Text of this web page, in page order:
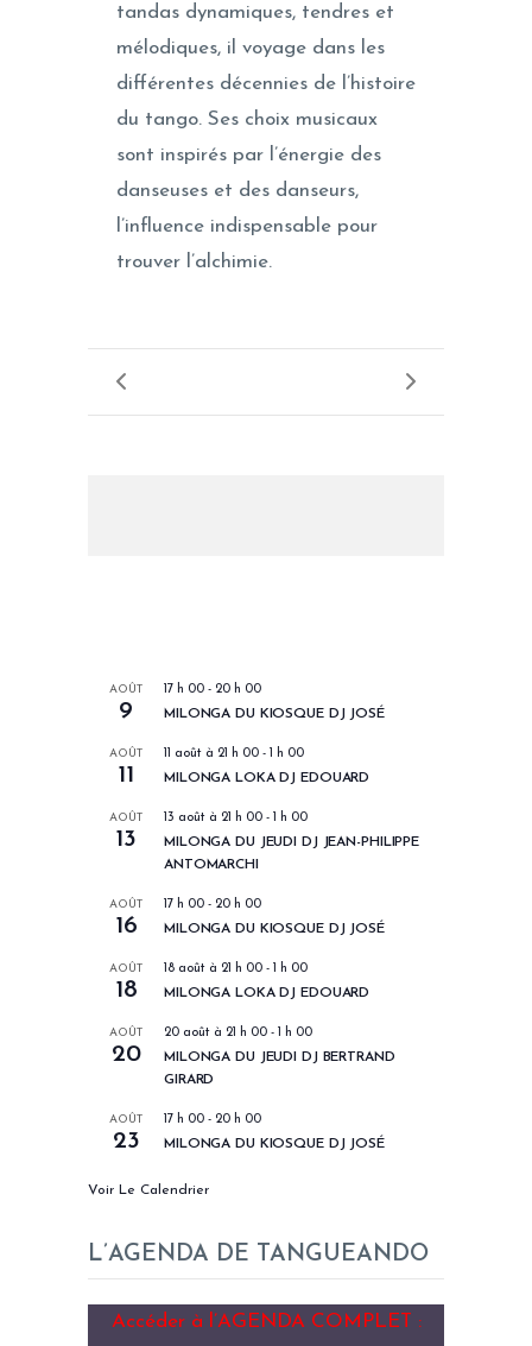
tandas dynamiques, tendres et
mélodiques, il voyage dans les
différentes décennies de l’histoire
du tango. Ses choix musicaux
sont inspirés par l’énergie des
danseuses et des danseurs,
l’influence indispensable pour
trouver l’alchimie.
AOÛT
9
17 h 00 - 20 h 00
MILONGA DU KIOSQUE DJ JOSÉ
AOÛT
11
11 août à 21 h 00 - 1 h 00
MILONGA LOKA DJ EDOUARD
AOÛT
13
13 août à 21 h 00 - 1 h 00
MILONGA DU JEUDI DJ JEAN-PHILIPPE
ANTOMARCHI
AOÛT
16
17 h 00 - 20 h 00
MILONGA DU KIOSQUE DJ JOSÉ
AOÛT
18
18 août à 21 h 00 - 1 h 00
MILONGA LOKA DJ EDOUARD
AOÛT
20
20 août à 21 h 00 - 1 h 00
MILONGA DU JEUDI DJ BERTRAND
GIRARD
AOÛT
23
17 h 00 - 20 h 00
MILONGA DU KIOSQUE DJ JOSÉ
Voir Le Calendrier
L’AGENDA DE TANGUEANDO
Accéder à l’AGENDA COMPLET :